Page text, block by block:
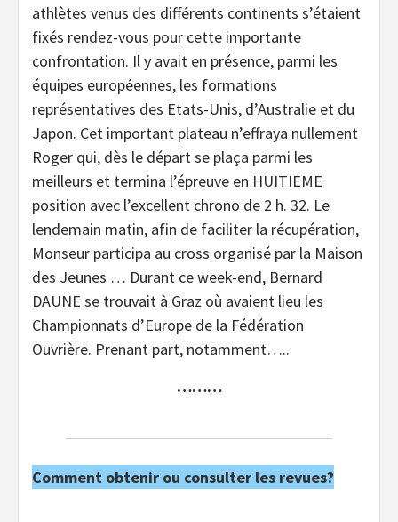
athlètes venus des différents continents s’étaient
fixés rendez-vous pour cette importante
confrontation. Il y avait en présence, parmi les
équipes européennes, les formations
représentatives des Etats-Unis, d’Australie et du
Japon. Cet important plateau n’effraya nullement
Roger qui, dès le départ se plaça parmi les
meilleurs et termina l’épreuve en HUITIEME
position avec l’excellent chrono de 2 h. 32. Le
lendemain matin, afin de faciliter la récupération,
Monseur participa au cross organisé par la Maison
des Jeunes … Durant ce week-end, Bernard
DAUNE se trouvait à Graz où avaient lieu les
Championnats d’Europe de la Fédération
Ouvrière. Prenant part, notamment…..
………
Comment obtenir ou consulter les revues?